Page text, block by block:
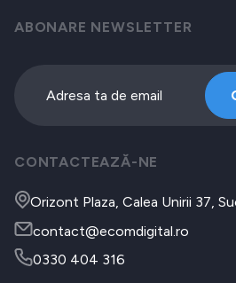
ABONARE NEWSLETTER
CONTACTEAZĂ-NE
Orizont Plaza, Calea Unirii 37,
contact@ecomdigital.ro
0330 404 316